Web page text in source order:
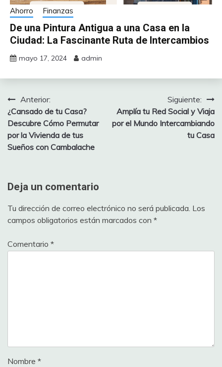
Ahorro Finanzas
De una Pintura Antigua a una Casa en la
Ciudad: La Fascinante Ruta de Intercambios
mayo 17, 2024 admin
Navegación
de
entradas
Anterior:
¿Cansado de tu Casa?
Descubre Cómo Permutar
por la Vivienda de tus
Sueños con Cambalache
Siguiente:
Amplía tu Red Social y Viaja
por el Mundo Intercambiando
tu Casa
Deja un comentario
Tu dirección de correo electrónico no será publicada. Los
campos obligatorios están marcados con *
Comentario *
Nombre *